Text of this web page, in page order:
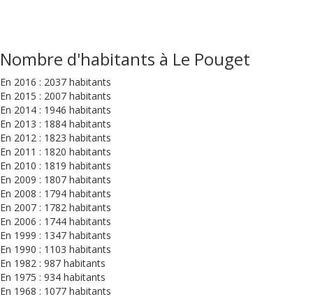
Nombre d'habitants à Le Pouget
En 2016 : 2037 habitants
En 2015 : 2007 habitants
En 2014 : 1946 habitants
En 2013 : 1884 habitants
En 2012 : 1823 habitants
En 2011 : 1820 habitants
En 2010 : 1819 habitants
En 2009 : 1807 habitants
En 2008 : 1794 habitants
En 2007 : 1782 habitants
En 2006 : 1744 habitants
En 1999 : 1347 habitants
En 1990 : 1103 habitants
En 1982 : 987 habitants
En 1975 : 934 habitants
En 1968 : 1077 habitants